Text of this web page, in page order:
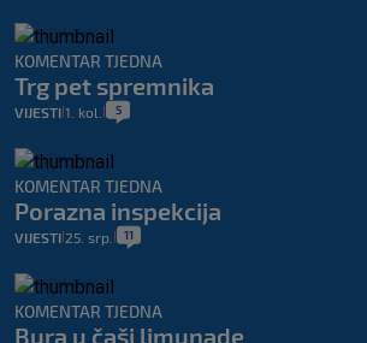
KOMENTAR TJEDNA
Trg pet spremnika
VIJESTI 1. kol. 5
KOMENTAR TJEDNA
Porazna inspekcija
VIJESTI 25. srp. 11
KOMENTAR TJEDNA
Bura u čaši limunade